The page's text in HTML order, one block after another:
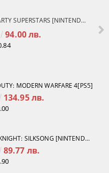
MARIO PARTY SUPERSTARS [NINTENDO SWITCH]
94.00 лв.
MODERN WARFARE 4[PS5]
134.95 лв.
HOLLOW KNIGHT: SILKSONG [NINTENDO SWITCH 2]
89.77 лв.